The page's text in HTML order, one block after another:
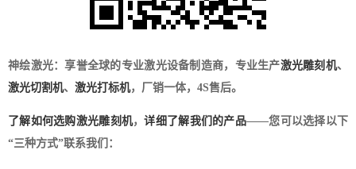
神绘激光：享誉全球的专业激光设备制造商，专业生产激光雕刻机、
激光切割机、 激光打标机，厂销一体，4S售后。
了解如何选购激光雕刻机，详细了解我们的产品——您可以选择以下
“三种方式”联系我们：